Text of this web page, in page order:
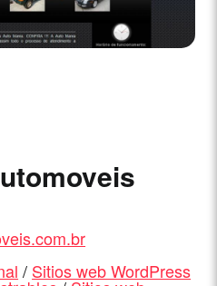
/ Sitios web WordPress